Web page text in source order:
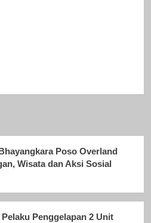
Poso Overland
Wisata dan Aksi Sosial
Penggelapan 2 Unit